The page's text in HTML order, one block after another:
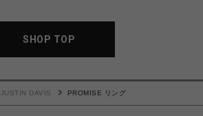
SHOP TOP
JUSTIN DAVIS PROMISE リング